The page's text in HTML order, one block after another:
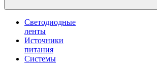
Светодиодные
ленты
Источники
питания
Системы